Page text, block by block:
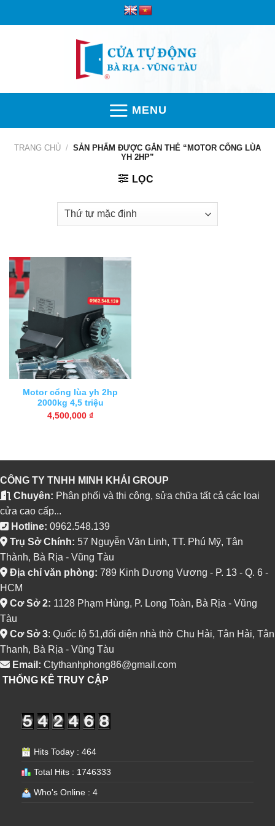
MENU
TRANG CHỦ / SẢN PHẨM ĐƯỢC GẮN THẺ “MOTOR CỔNG LÙA
YH 2HP”
LỌC
Motor cổng lùa yh 2hp
2000kg 4,5 triệu
4,500,000 ₫
CÔNG TY TNHH MINH KHẢI GROUP
Chuyên: Phân phối và thi công, sửa chữa tất cả các loai
cửa cao cấp...
Hotline: 0962.548.139
Trụ Sở Chính: 57 Nguyễn Văn Linh, TT. Phú Mỹ, Tân
Thành, Bà Rịa - Vũng Tàu
Địa chỉ văn phòng: 789 Kinh Dương Vương - P. 13 - Q. 6 -
HCM
Cơ Sở 2: 1128 Phạm Hùng, P. Long Toàn, Bà Rịa - Vũng
Tàu
Cơ Sở 3: Quốc lộ 51,đối diện nhà thờ Chu Hải, Tân Hải, Tân
Thanh, Bà Rịa - Vũng Tàu
Email: Ctythanhphong86@gmail.com
THỐNG KÊ TRUY CẬP
Hits Today : 464
Total Hits : 1746333
Who's Online : 4